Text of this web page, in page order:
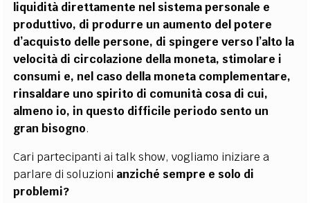
liquidità direttamente nel sistema personale e
produttivo, di produrre un aumento del potere
d’acquisto delle persone, di spingere verso l’alto la
velocità di circolazione della moneta, stimolare i
consumi e, nel caso della moneta complementare,
rinsaldare uno spirito di comunità cosa di cui,
almeno io, in questo difficile periodo sento un
gran bisogno.
Cari partecipanti ai talk show, vogliamo iniziare a
parlare di soluzioni anziché sempre e solo di
problemi?